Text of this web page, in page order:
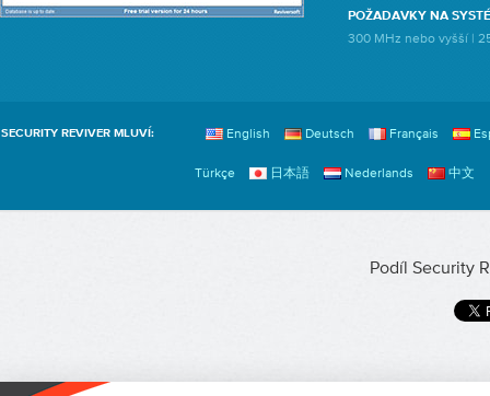
POŽADAVKY NA
300 MHz nebo vyšší |
SECURITY REVIVER MLUVÍ: English Deutsch Français
Türkçe 日本語 Nederlands 中文
Podíl Security